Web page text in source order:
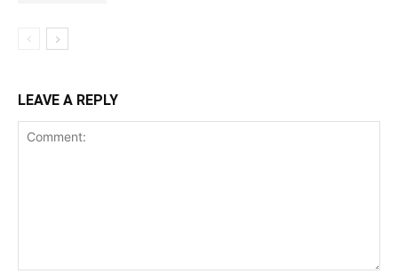
LEAVE A REPLY